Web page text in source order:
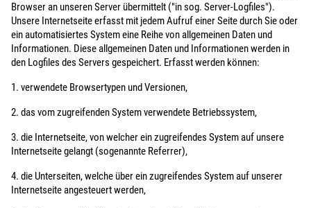
Browser an unseren Server übermittelt ("in sog. Server-Logfiles").
Unsere Internetseite erfasst mit jedem Aufruf einer Seite durch Sie oder
ein automatisiertes System eine Reihe von allgemeinen Daten und
Informationen. Diese allgemeinen Daten und Informationen werden in
den Logfiles des Servers gespeichert. Erfasst werden können:
1. verwendete Browsertypen und Versionen,
2. das vom zugreifenden System verwendete Betriebssystem,
3. die Internetseite, von welcher ein zugreifendes System auf unsere
Internetseite gelangt (sogenannte Referrer),
4. die Unterseiten, welche über ein zugreifendes System auf unserer
Internetseite angesteuert werden,